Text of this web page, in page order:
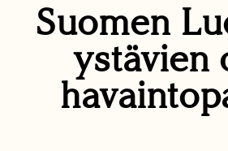
Suomen
ystävien